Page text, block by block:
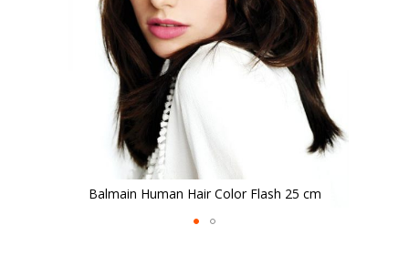
Balmain Human Hair Color Flash 25 cm